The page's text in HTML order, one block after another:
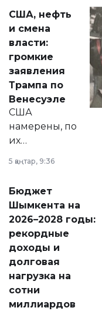
актуальных тем —
от слухов о
политических
реформах до
вопросов армии,
экономики и
личного здоровья.
США, нефть
и смена
власти:
громкие
заявления
Трампа по
Венесуэле
США
намерены, по
их
принести
народу
Венесуэлы.
5 қаңтар, 9:36
Бюджет
Шымкента на
2026–2028 годы:
рекордные
доходы и
долговая
нагрузка на
сотни
миллиардов